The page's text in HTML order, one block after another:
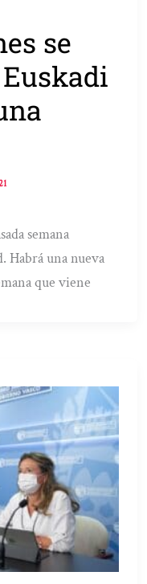
se
semana
Habrá una nueva
que viene